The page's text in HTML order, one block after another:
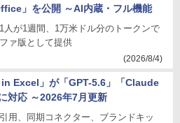
」を公開 ～AI内蔵・フル機能
人が1週間、1万米ドル分のトークンで
ァ版として提供
(2026/8/4)
in Excel」が「GPT-5.6」「Claude
対応 ～2026年7月更新
用、同期コネクター、ブランドキッ